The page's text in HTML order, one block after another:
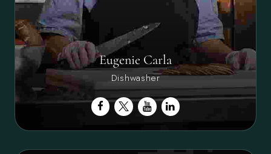
Eugenie Carla
Dishwasher